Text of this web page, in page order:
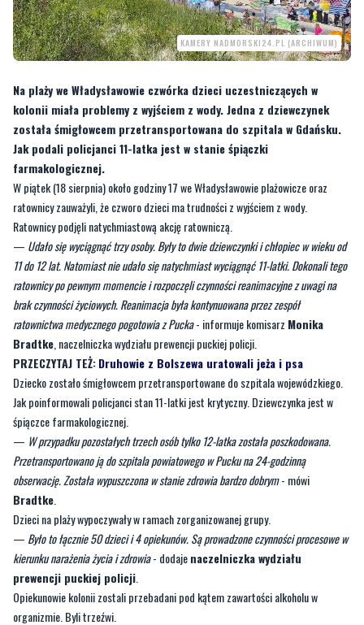
Na plaży we Władysławowie czwórka dzieci uczestniczących w
kolonii miała problemy z wyjściem z wody. Jedna z dziewczynek
Jak podali policjanci 11-latka jest w stanie śpiączki
farmakologicznej.
W piątek (18 sierpnia) około godziny 17 we Władysławowie plażowicze oraz
ratownicy zauważyli, że czworo dzieci ma trudności z wyjściem z wody.
Ratownicy podjęli natychmiastową akcję ratowniczą.
—Udało się wyciągnąć trzy osoby. Były to dwie dziewczynki i chłopiec w wieku od
11 do 12 lat. Natomiast nie udało się natychmiast wyciągnąć 11-latki. Dokonali tego
ratownicy po pewnym momencie i rozpoczęli czynności reanimacyjne z uwagi na
brak czynności życiowych. Reanimacja była kontynuowana przez zespół
ratownictwa medycznego pogotowia z Pucka- informuje komisarzMonika
Bradtke, naczelniczka wydziału prewencji puckiej policji.
PRZECZYTAJ TEŻ:Druhowie z Bolszewa uratowali jeża i psa
Dziecko zostało śmigłowcem przetransportowane do szpitala wojewódzkiego.
Jak poinformowali policjanci stan 11-latki jest krytyczny. Dziewczynka jest w
śpiączce farmakologicznej.
—W przypadku pozostałych trzech osób tylko 12-latka została poszkodowana.
Przetransportowano ją do szpitala powiatowego w Pucku na 24-godzinną
obserwację. Została wypuszczona w stanie zdrowia bardzo dobrym
Bradtke.
Dzieci na plaży wypoczywały w ramach zorganizowanej grupy.
—Było to łącznie 50 dzieci i 4 opiekunów. Są prowadzone czynności procesowe w
kierunku narażenia życia i zdrowia
prewencji puckiej policji.
Opiekunowie kolonii zostali przebadani pod kątem zawartości alkoholu w
organizmie. Byli trzeźwi.
Przypominamy, że czekamy na Państwa sygnały i informacje. Można
kontaktować się z nami za pośrednictwemstrony facebookowej
mailowo: redakcja@nadmorski24.pl